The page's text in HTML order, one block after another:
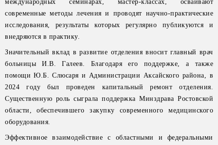
международных семинарах, мастер-классах, осваивают
современные методы лечения и проводят научно-практические
исследования, результаты которых регулярно публикуются и
внедряются в практику.
Значительный вклад в развитие отделения вносит главный врач
больницы И.В. Галеев. Благодаря его поддержке, а также
помощи Ю.Б. Слюсаря и Администрации Аксайского района, в
2024 году был проведен капитальный ремонт отделения.
Существенную роль сыграла поддержка Минздрава Ростовской
области, обеспечившего закупку современного медицинского
оборудования.
Эффективное взаимодействие с областными и федеральными